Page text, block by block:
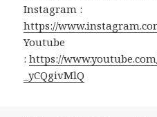
Instagram :
https://
Youtube
:https://
_yCQgivMlQ